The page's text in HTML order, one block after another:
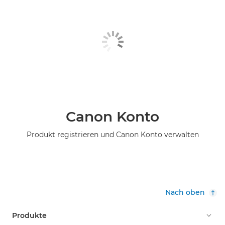
Canon Konto
Produkt registrieren und Canon Konto verwalten
Nach oben
Produkte